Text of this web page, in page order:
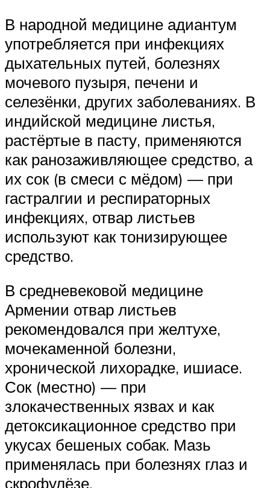
В народной медицине адиантум
употребляется при инфекциях
дыхательных путей, болезнях
мочевого пузыря, печени и
селезёнки, других заболеваниях. В
индийской медицине листья,
растёртые в пасту, применяются
как ранозаживляющее средство, а
их сок (в смеси с мёдом) — при
гастралгии и респираторных
инфекциях, отвар листьев
используют как тонизирующее
средство.
В средневековой медицине
Армении отвар листьев
рекомендовался при желтухе,
мочекаменной болезни,
хронической лихорадке, ишиасе.
Сок (местно) — при
злокачественных язвах и как
детоксикационное средство при
укусах бешеных собак. Мазь
применялась при болезнях глаз и
скрофулёзе.